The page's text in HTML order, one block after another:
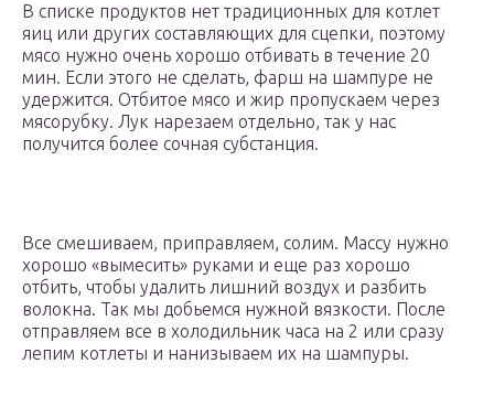
В списке продуктов нет традиционных для котлет
яиц или других составляющих для сцепки, поэтому
мясо нужно очень хорошо отбивать в течение 20
мин. Если этого не сделать, фарш на шампуре не
удержится. Отбитое мясо и жир пропускаем через
мясорубку. Лук нарезаем отдельно, так у нас
получится более сочная субстанция.
Все смешиваем, приправляем, солим. Массу нужно
хорошо «вымесить» руками и еще раз хорошо
отбить, чтобы удалить лишний воздух и разбить
волокна. Так мы добьемся нужной вязкости. После
отправляем все в холодильник часа на 2 или сразу
лепим котлеты и нанизываем их на шампуры.